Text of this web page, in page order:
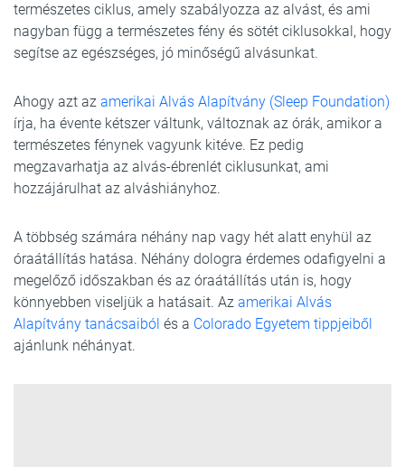
természetes ciklus, amely szabályozza az alvást, és ami
nagyban függ a természetes fény és sötét ciklusokkal, hogy
segítse az egészséges, jó minőségű alvásunkat.
Ahogy azt az amerikai Alvás Alapítvány (Sleep Foundation)
írja, ha évente kétszer váltunk, változnak az órák, amikor a
természetes fénynek vagyunk kitéve. Ez pedig
megzavarhatja az alvás-ébrenlét ciklusunkat, ami
hozzájárulhat az alváshiányhoz.
A többség számára néhány nap vagy hét alatt enyhül az
óraátállítás hatása. Néhány dologra érdemes odafigyelni a
megelőző időszakban és az óraátállítás után is, hogy
könnyebben viseljük a hatásait. Az amerikai Alvás
Alapítvány tanácsaiból és a Colorado Egyetem tippjeiből
ajánlunk néhányat.